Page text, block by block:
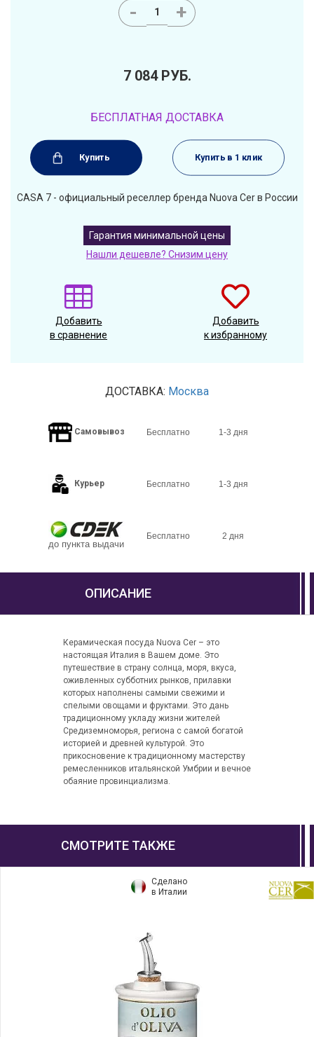
- +
7 084 РУБ.
БЕСПЛАТНАЯ ДОСТАВКА
Купить Купить в 1 клик
CASA 7 - официальный реселлер бренда Nuova Cer в России
Гарантия минимальной цены
Нашли дешевле? Снизим цену
Добавить
в сравнение
Добавить
к избранному
ДОСТАВКА: Москва
Самовывоз Бесплатно 1-3 дня
Курьер Бесплатно 1-3 дня
до пункта выдачи
Бесплатно 2 дня
ОПИСАНИЕ
Керамическая посуда Nuova Cer – это
настоящая Италия в Вашем доме. Это
путешествие в страну солнца, моря, вкуса,
оживленных субботних рынков, прилавки
которых наполнены самыми свежими и
спелыми овощами и фруктами. Это дань
традиционному укладу жизни жителей
Средиземноморья, региона с самой богатой
историей и древней культурой. Это
прикосновение к традиционному мастерству
ремесленников итальянской Умбрии и вечное
обаяние провинциализма.
СМОТРИТЕ ТАКЖЕ
Сделано
в Италии